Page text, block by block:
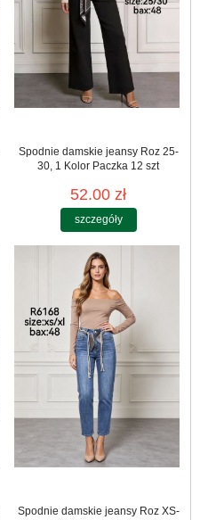
Spodnie damskie jeansy Roz 25-
30, 1 Kolor Paczka 12 szt
52.00 zł
szczegóły
Spodnie damskie jeansy Roz XS-